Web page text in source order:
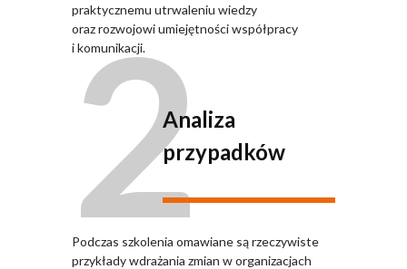
praktycznemu utrwaleniu wiedzy
oraz rozwojowi umiejętności współpracy
i komunikacji.
2Analiza
przypadków
Podczas szkolenia omawiane są rzeczywiste
przykłady wdrażania zmian w organizacjach